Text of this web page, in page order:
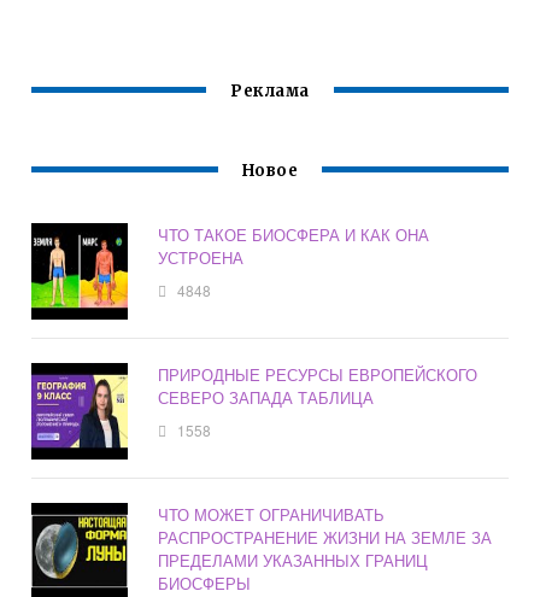
ЗАГРЯЗНЕНИИ
Реклама
Новое
ЧТО ТАКОЕ БИОСФЕРА И КАК ОНА
УСТРОЕНА
4848
ПРИРОДНЫЕ РЕСУРСЫ ЕВРОПЕЙСКОГО
СЕВЕРО ЗАПАДА ТАБЛИЦА
1558
ЧТО МОЖЕТ ОГРАНИЧИВАТЬ
РАСПРОСТРАНЕНИЕ ЖИЗНИ НА ЗЕМЛЕ ЗА
ПРЕДЕЛАМИ УКАЗАННЫХ ГРАНИЦ
БИОСФЕРЫ